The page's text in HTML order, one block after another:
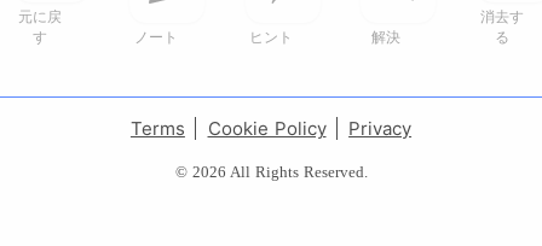
元に戻
す
ノート ヒント 解決
消去す
る
© 2026 All Rights Reserved.
Terms Cookie Policy Privacy